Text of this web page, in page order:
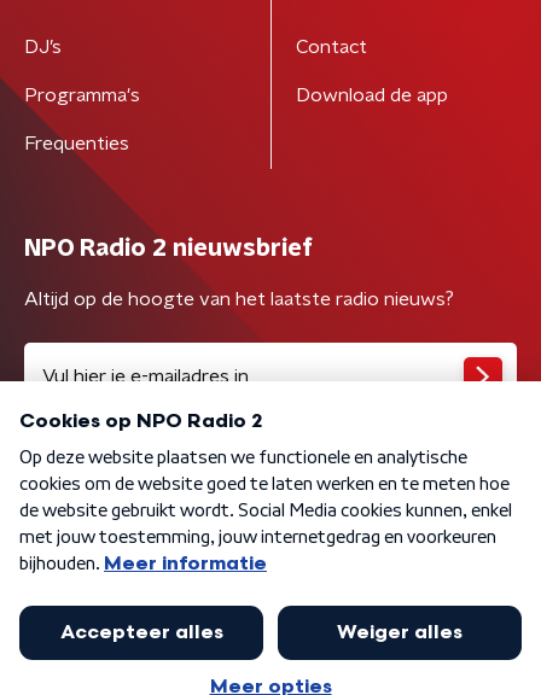
DJ’s
Programma's
Frequenties
Contact
Download de app
NPO Radio 2 nieuwsbrief
Altijd op de hoogte van het laatste radio nieuws?
Algemene voorwaarden